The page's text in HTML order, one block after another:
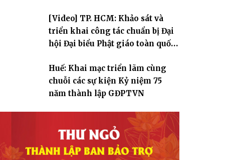
[Video] TP. HCM: Khảo sát và
triển khai công tác chuẩn bị Đại
hội Đại biểu Phật giáo toàn quốc
Huế: Khai mạc triển lãm cùng
chuỗi các sự kiện Kỷ niệm 75
năm thành lập GĐPTVN